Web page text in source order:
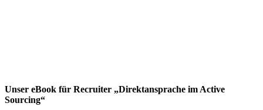
Unser eBook für Recruiter „Direktansprache im Active
Sourcing“